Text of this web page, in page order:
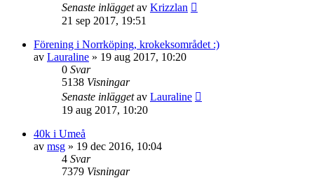
Senaste inläggetav Krizzlan
21 sep 2017, 19:51
Förening i Norrköping, krokeksområdet :)
av Lauraline » 19 aug 2017, 10:20
0 Svar
5138 Visningar
Senaste inläggetav Lauraline
19 aug 2017, 10:20
40k i Umeå
av msg » 19 dec 2016, 10:04
4 Svar
7379 Visningar